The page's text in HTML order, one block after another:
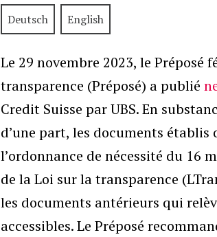
Deutsch English
Le 29 novembre 2023, le Préposé
transparence (Préposé) a publié
Credit Suisse par UBS. En
d’une part, les documents établis
l’ordonnance de nécessité du 16
de la Loi sur la transparence
les documents antérieurs qui
accessibles. Le Préposé